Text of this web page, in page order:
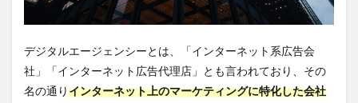
3.3
トラ
コス
モス
3.4
デジタルエージェンシーとは、「インターネット系広告会
社」「インターネット広告代理店」とも言われており、その
名の通りインターネット上のマーケティングに特化した会社